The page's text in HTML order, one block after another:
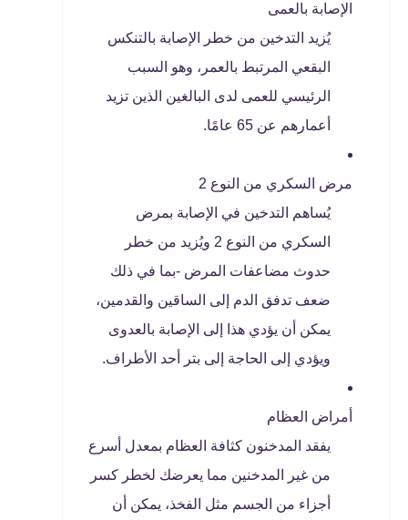
الإصابة بالعمى
يُزيد التدخين من خطر الإصابة بالتنكس
البقعي المرتبط بالعمر، وهو السبب
الرئيسي للعمى لدى البالغين الذين تزيد
أعمارهم عن 65 عامًا.
مرض السكري من النوع 2
يُساهم التدخين في الإصابة بمرض
السكري من النوع 2 ويُزيد من خطر
حدوث مضاعفات المرض -بما في ذلك
ضعف تدفق الدم إلى الساقين والقدمين،
يمكن أن يؤدي هذا إلى الإصابة بالعدوى
ويؤدي إلى الحاجة إلى بتر أحد الأطراف.
أمراض العظام
يفقد المدخنون كثافة العظام بمعدل أسرع
من غير المدخنين مما يعرضك لخطر كسر
أجزاء من الجسم مثل الفخذ، يمكن أن